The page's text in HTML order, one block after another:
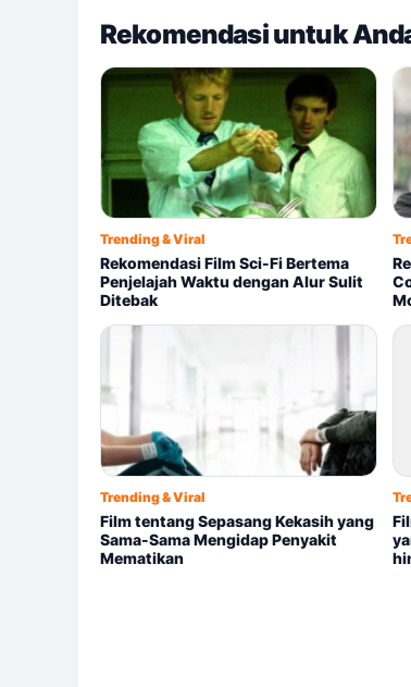
Rekomendasi untuk
Trending & Viral
Rekomendasi Film Sci-Fi Bertema
Penjelajah Waktu dengan Alur Sulit
Ditebak
Trending & Viral
Film tentang Sepasang Kekasih yang
Sama-Sama Mengidap Penyakit
Mematikan